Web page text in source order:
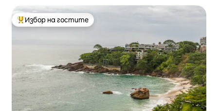
Най-популярен избор на гостите
Избор на гостите